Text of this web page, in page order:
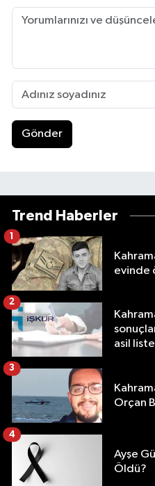
Gönder
Trend Haberler
evinde
1
asil liste
2
Orçan
3
Ayşe
Öldü?
4